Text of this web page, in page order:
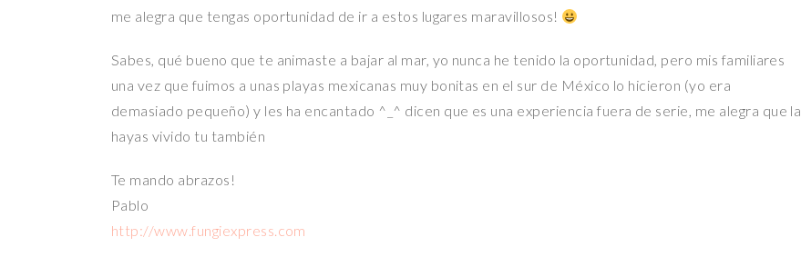
me alegra que tengas oportunidad de ir a estos lugares maravillosos!
Sabes, qué bueno que te animaste a bajar al mar, yo nunca he tenido la oportunidad, pero mis familiares
una vez que fuimos a unas playas mexicanas muy bonitas en el sur de México lo hicieron (yo era
demasiado pequeño) y les ha encantado ^_^ dicen que es una experiencia fuera de serie, me alegra que la
hayas vivido tu también
Te mando abrazos!
Pablo
http://www.fungiexpress.com